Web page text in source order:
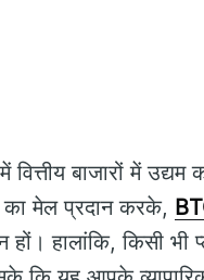
बाजारों में
मेल प्रदान करके,
हालांकि, किसी भी